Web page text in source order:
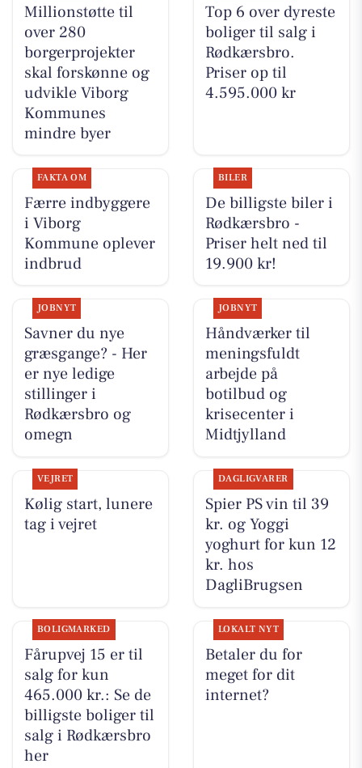
Millionstøtte til
over 280
borgerprojekter
skal forskønne og
udvikle Viborg
Kommunes
mindre byer
Top 6 over dyreste
boliger til salg i
Rødkærsbro.
Priser op til
4.595.000 kr
FAKTA OM
Færre indbyggere
i Viborg
Kommune oplever
indbrud
BILER
De billigste biler i
Rødkærsbro -
Priser helt ned til
19.900 kr!
JOBNYT
Savner du nye
græsgange? - Her
er nye ledige
stillinger i
Rødkærsbro og
omegn
JOBNYT
Håndværker til
meningsfuldt
arbejde på
botilbud og
krisecenter i
Midtjylland
VEJRET
Kølig start, lunere
tag i vejret
DAGLIGVARER
Spier PS vin til 39
kr. og Yoggi
yoghurt for kun 12
kr. hos
DagliBrugsen
BOLIGMARKED
Fårupvej 15 er til
salg for kun
465.000 kr.: Se de
billigste boliger til
salg i Rødkærsbro
her
LOKALT NYT
Betaler du for
meget for dit
internet?